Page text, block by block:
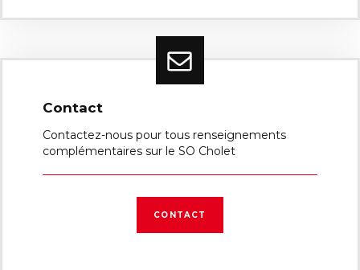
Contact
Contactez-nous pour tous renseignements
complémentaires sur le SO Cholet
CONTACT